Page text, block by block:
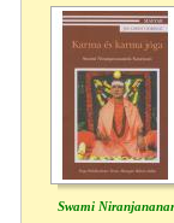
Swami